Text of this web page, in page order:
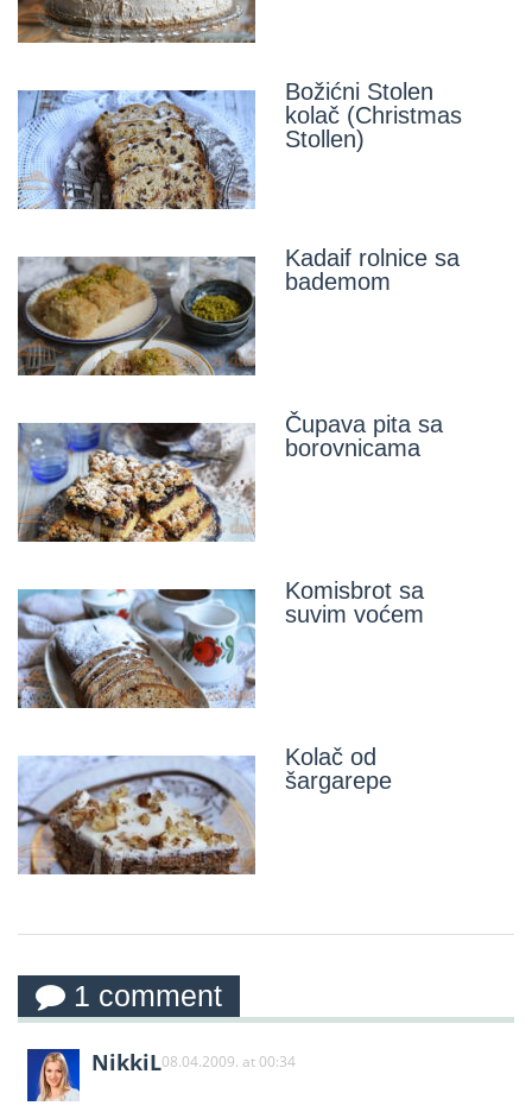
Božićni Stolen
kolač (Christmas
Stollen)
Kadaif rolnice sa
bademom
Čupava pita sa
borovnicama
Komisbrot sa
suvim voćem
Kolač od
šargarepe
1 comment
NikkiL08.04.2009. at 00:34